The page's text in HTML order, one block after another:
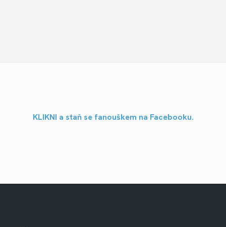
KLIKNI a staň se fanouškem na Facebooku.